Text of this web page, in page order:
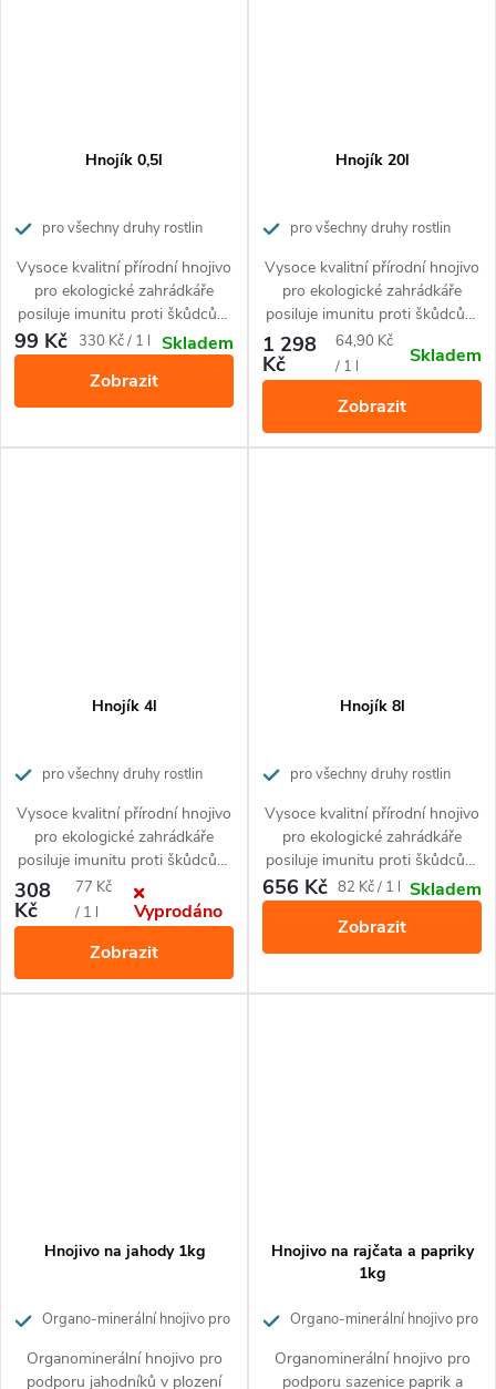
Hnojík 0,5l
pro všechny druhy rostlin
Vysoce kvalitní přírodní hnojivo
pro ekologické zahrádkáře
posiluje imunitu proti škůdcům
a nemocem rostlin.
99 Kč
Měrná
330 Kč / 1 l
Skladem
Zobrazit
Hnojík 20l
pro všechny druhy rostlin
Vysoce kvalitní přírodní hnojivo
pro ekologické zahrádkáře
posiluje imunitu proti škůdcům
a nemocem rostlin.
1 298
Kč
Měrná
cena:
64,90 Kč
/ 1 l
Skladem
Zobrazit
Hnojík 4l
pro všechny druhy rostlin
Vysoce kvalitní přírodní hnojivo
pro ekologické zahrádkáře
posiluje imunitu proti škůdcům
a nemocem rostlin.
308
Kč
Měrná
cena:
77 Kč
/ 1 l
Vyprodáno
Zobrazit
Hnojík 8l
pro všechny druhy rostlin
Vysoce kvalitní přírodní hnojivo
pro ekologické zahrádkáře
posiluje imunitu proti škůdcům
a nemocem rostlin.
656 Kč Měrná
82 Kč / 1 l Skladem
Zobrazit
Hnojivo na jahody 1kg
Organo-minerální hnojivo pro
Organominerální hnojivo pro
podporu jahodníků v plození
Hnojivo na rajčata a papriky
1kg
Organo-minerální hnojivo pro
Organominerální hnojivo pro
podporu sazenice paprik a